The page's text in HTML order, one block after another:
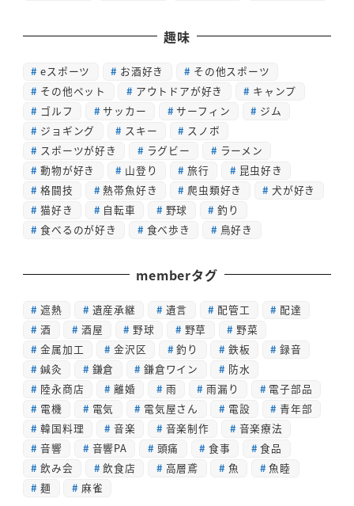
趣味
eスポーツ お酒好き
その他スポーツ
その他ペット
アウトドアが好き
キャンプ
ゴルフ
サッカー サーフィン
ジム
ジョギング
スキー
スノボ
スポーツが好き
ラグビー
ラーメン
動物が好き
山登り 旅行
昆虫好き
格闘技
熱帯魚好き 爬虫類好き
犬が好き
猫好き
自転車 野球
釣り
食べるのが好き
食べ歩き 鳥好き
memberタグ
遮熱 遺産承継 遺言 配管工
配達
酒
酒屋 野球 野草
野菜
金属加工
金沢区 釣り 鉄板
録音
鍼灸
鎌倉 鎌倉ワイン
防水
陸永商店
離婚 雨 雨漏り
電子部品
電機
電気 電気屋さん 電設
青年部
韓国料理
音楽 音楽制作
音楽療法
音響
音響PA 頭痛 食事
食品
飲み会
飲食店 高層鳶 魚
魚睦
麺
麻雀